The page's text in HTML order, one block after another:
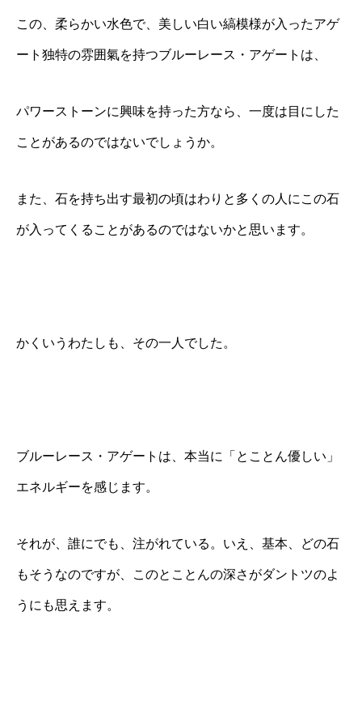
この、柔らかい水色で、美しい白い縞模様が入ったアゲ
ート独特の雰囲氣を持つブルーレース・アゲートは、
パワーストーンに興味を持った方なら、一度は目にした
ことがあるのではないでしょうか。
また、石を持ち出す最初の頃はわりと多くの人にこの石
が入ってくることがあるのではないかと思います。
かくいうわたしも、その一人でした。
ブルーレース・アゲートは、本当に「とことん優しい」
エネルギーを感じます。
それが、誰にでも、注がれている。いえ、基本、どの石
もそうなのですが、このとことんの深さがダントツのよ
うにも思えます。